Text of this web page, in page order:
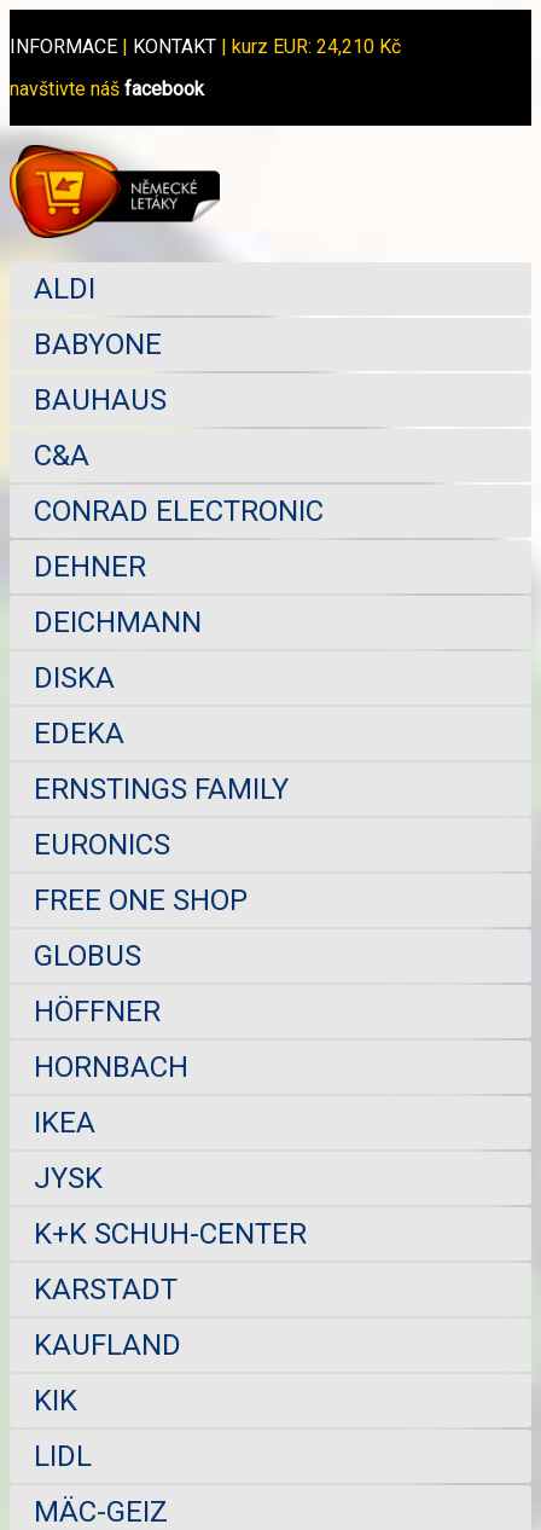
INFORMACE | KONTAKT | kurz EUR: 24,210 Kč
navštivte náš facebook
ALDI
BABYONE
BAUHAUS
C&A
CONRAD ELECTRONIC
DEHNER
DEICHMANN
DISKA
EDEKA
ERNSTINGS FAMILY
EURONICS
FREE ONE SHOP
GLOBUS
HÖFFNER
HORNBACH
IKEA
JYSK
K+K SCHUH-CENTER
KARSTADT
KAUFLAND
KIK
LIDL
MÄC-GEIZ